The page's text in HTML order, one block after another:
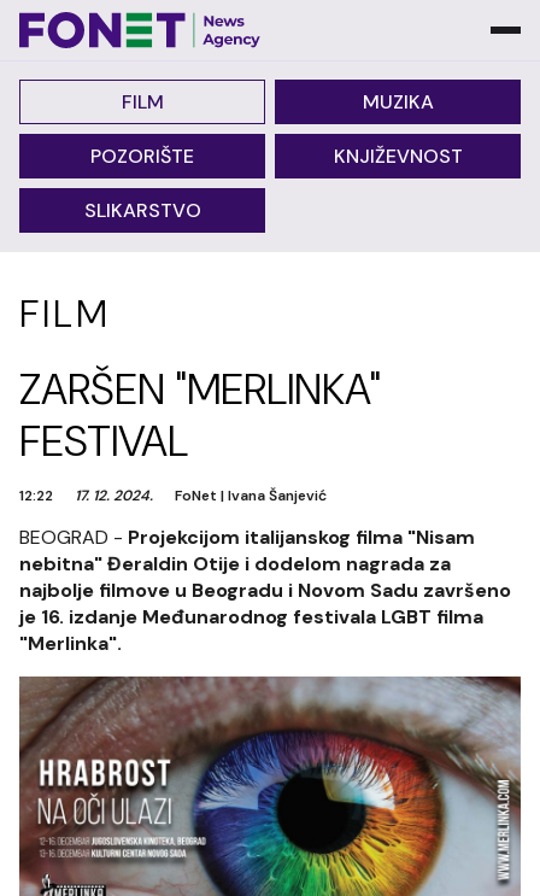
FILM MUZIKA
POZORIŠTE KNJIŽEVNOST
SLIKARSTVO
FILM
ZARŠEN "MERLINKA"
FESTIVAL
12:22 17. 12. 2024. FoNet |Ivana Šanjević
BEOGRAD - Projekcijom italijanskog filma "Nisam
nebitna" Đeraldin Otije i dodelom nagrada za
najbolje filmove u Beogradu i Novom Sadu završeno
je 16. izdanje Međunarodnog festivala LGBT filma
"Merlinka".